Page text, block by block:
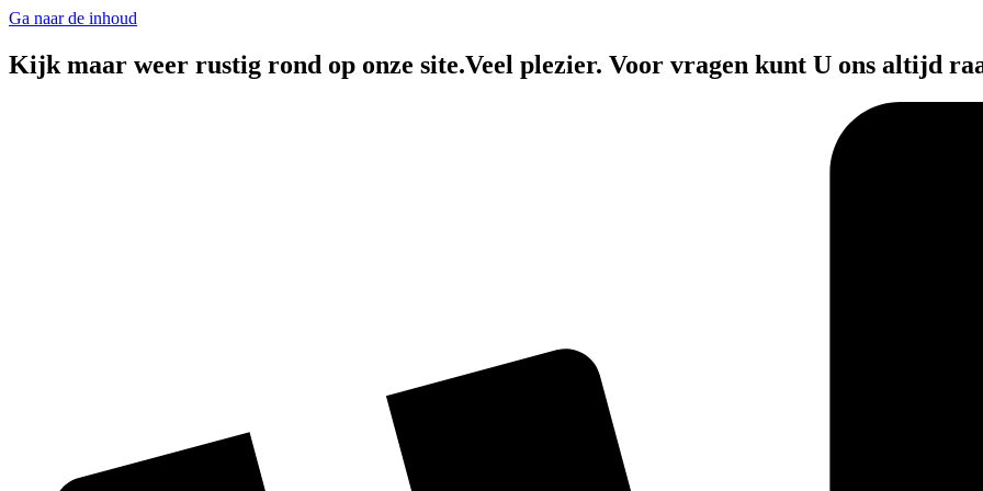
Ga naar de inhoud
Kijk maar weer rustig rond op onze site.Veel plezier. Voor vragen kunt U ons altijd